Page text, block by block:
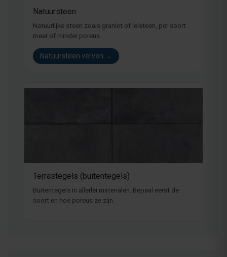
Natuursteen
Natuurlijke steen zoals graniet of leisteen, per soort
meer of minder poreus.
Natuursteen verven →
Terrastegels (buitentegels)
Buitentegels in allerlei materialen. Bepaal eerst de
soort en hoe poreus ze zijn.